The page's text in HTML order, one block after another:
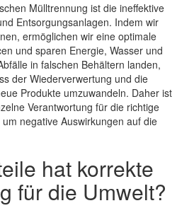
Mülltrennung ist die ineffektive
Entsorgungsanlagen. Indem wir
ermöglichen wir eine optimale
und sparen Energie, Wasser und
in falschen Behältern landen,
der Wiederverwertung und die
Produkte umzuwandeln. Daher ist
Verantwortung für die richtige
negative Auswirkungen auf die
hat korrekte
für die Umwelt?